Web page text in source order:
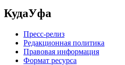
КудаУфа
Пресс-релиз
Редакционная политика
Правовая информация
Формат ресурса